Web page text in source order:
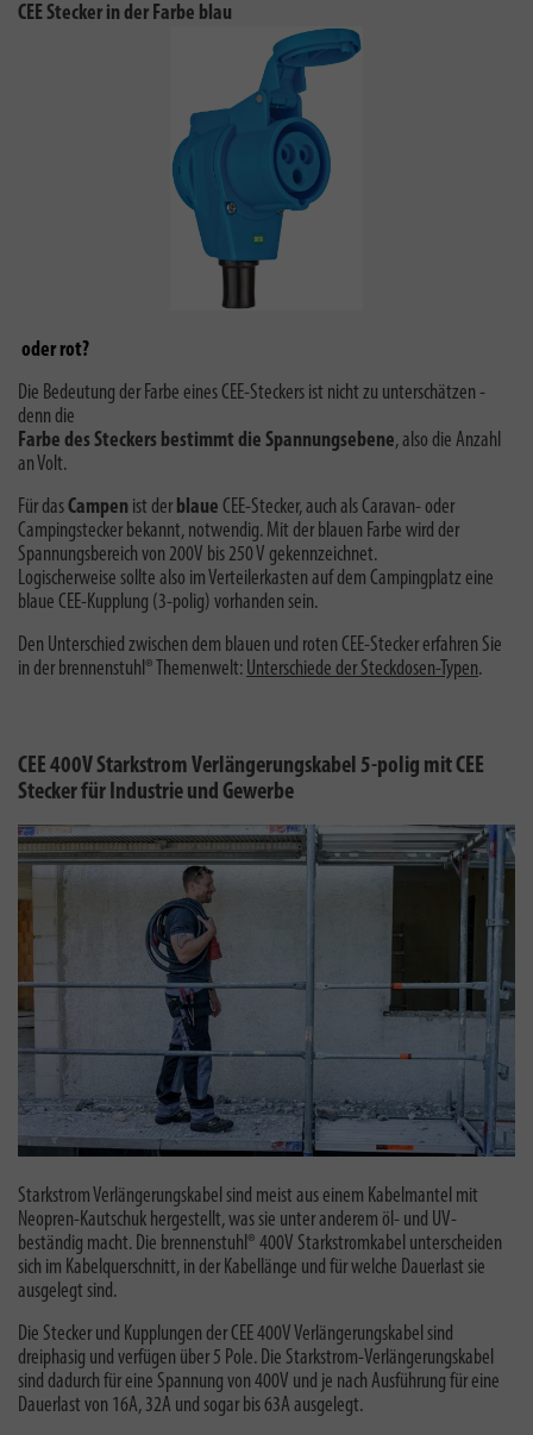
CEE Stecker in der Farbe blau
oder rot?
Die Bedeutung der Farbe eines CEE-Steckers ist nicht zu unterschätzen -
denn die
Farbe des Steckers bestimmt die Spannungsebene, also die Anzahl
an Volt.
Für dasCampen ist der blaue CEE-Stecker, auch als Caravan- oder
Campingstecker bekannt, notwendig. Mit der blauen Farbe wird der
Spannungsbereich von 200V bis 250 V gekennzeichnet.
Logischerweise sollte also im Verteilerkasten auf dem Campingplatz eine
blaue CEE-Kupplung (3-polig) vorhanden sein.
Den Unterschied zwischen dem blauen und roten CEE-Stecker erfahren Sie
in der brennenstuhl® Themenwelt: Unterschiede der Steckdosen-Typen.
CEE 400V Starkstrom Verlängerungskabel 5-polig mit CEE
Stecker für Industrie und Gewerbe
Starkstrom Verlängerungskabel sind meist aus einem Kabelmantel mit
Neopren-Kautschuk hergestellt, was sie unter anderem öl- und UV-
beständig macht. Die brennenstuhl® 400V Starkstromkabel unterscheiden
sich im Kabelquerschnitt, in der Kabellänge und für welche Dauerlast sie
ausgelegt sind.
Die Stecker und Kupplungen der CEE 400V Verlängerungskabel sind
dreiphasig und verfügen über 5 Pole. Die Starkstrom-Verlängerungskabel
sind dadurch für eine Spannung von 400V und je nach Ausführung für eine
Dauerlast von 16A, 32A und sogar bis 63A ausgelegt.